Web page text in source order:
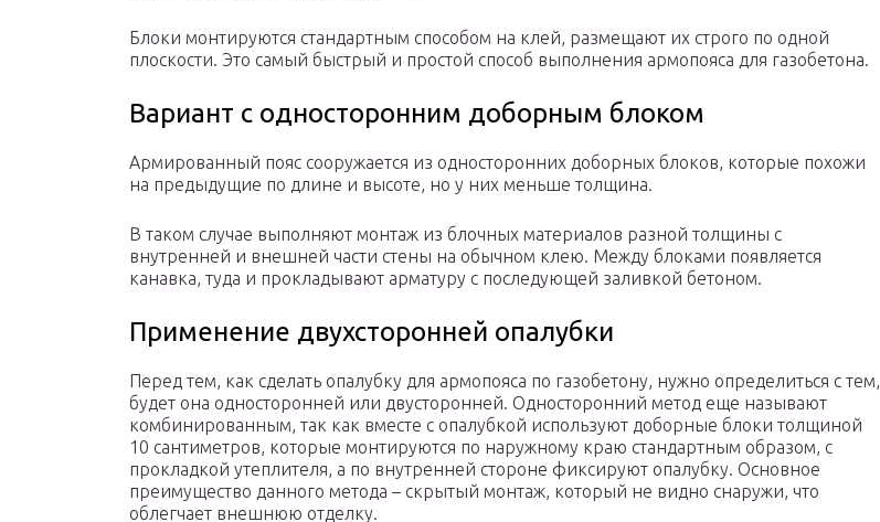
Блоки монтируются стандартным способом на клей, размещают их строго по одной
плоскости. Это самый быстрый и простой способ выполнения армопояса для газобетона.
Вариант с односторонним доборным блоком
Армированный пояс сооружается из односторонних доборных блоков, которые похожи
на предыдущие по длине и высоте, но у них меньше толщина.
В таком случае выполняют монтаж из блочных материалов разной толщины с
внутренней и внешней части стены на обычном клею. Между блоками появляется
канавка, туда и прокладывают арматуру с последующей заливкой бетоном.
Применение двухсторонней опалубки
Перед тем, как сделать опалубку для армопояса по газобетону, нужно определиться с тем,
будет она односторонней или двусторонней. Односторонний метод еще называют
комбинированным, так как вместе с опалубкой используют доборные блоки толщиной
10 сантиметров, которые монтируются по наружному краю стандартным образом, с
прокладкой утеплителя, а по внутренней стороне фиксируют опалубку. Основное
преимущество данного метода – скрытый монтаж, который не видно снаружи, что
облегчает внешнюю отделку.